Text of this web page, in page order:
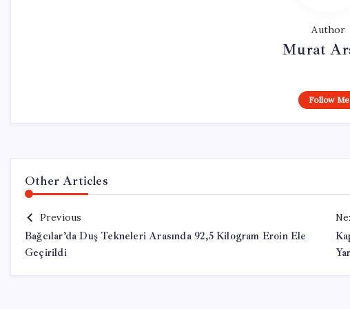
Author
Murat
Follow Me
Other Articles
Previous
Bağcılar’da Duş Tekneleri Arasında 92,5 Kilogram Eroin Ele
Geçirildi